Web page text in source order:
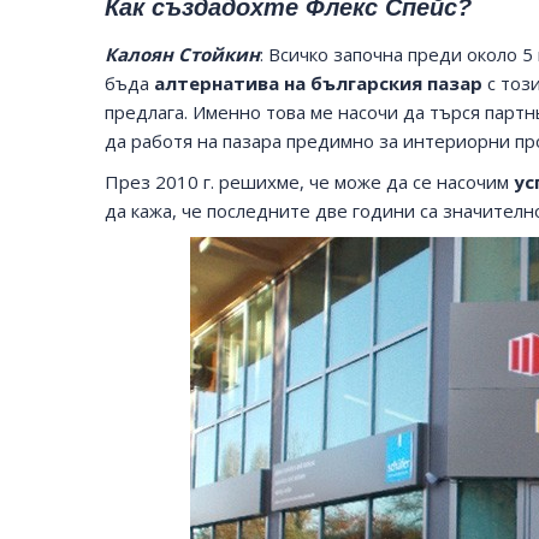
Как създадохте Флекс Спейс?
Калоян Стойкин: Всичко започна преди около
бъда алтернатива на българския пазар с
предлага. Именно това ме насочи да търся
да работя на пазара предимно за интериорни
През 2010 г. решихме, че може да се насочим
да кажа, че последните две години са
точно,